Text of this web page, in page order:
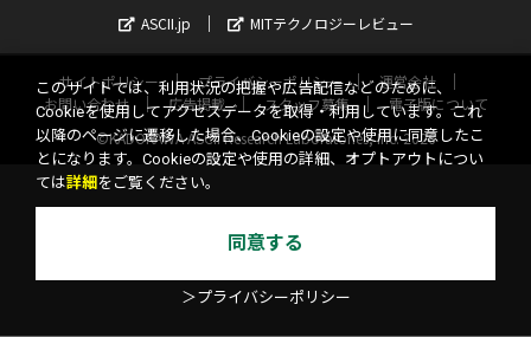
ASCII.jp
MITテクノロジーレビュー
サイトポリシー プライバシーポリシー
運営会社
お問い合わせ
広告掲載 スタッフ募集
電子版について
©KADOKAWA ASCII Research Laboratories, Inc. 2026
このサイトでは、利用状況の把握や広告配信などのために、
Cookieを使用してアクセスデータを取得・利用しています。これ
以降のページに遷移した場合、Cookieの設定や使用に同意したこ
とになります。Cookieの設定や使用の詳細、オプトアウトについ
ては詳細 をご覧ください。
同意する
＞プライバシーポリシー